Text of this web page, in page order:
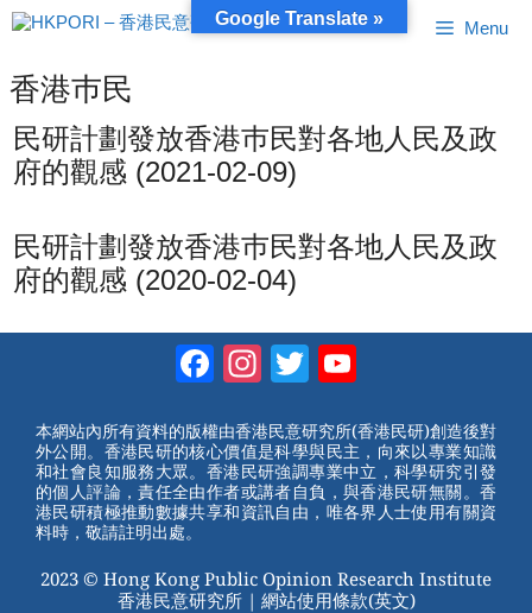
跳
至
容
Menu
香港巿民
民研計劃發放香港巿民對各地人民及政
府的觀感 (2021-02-09)
民研計劃發放香港巿民對各地人民及政
府的觀感 (2020-02-04)
Facebook
Instagram
Twitter
本網站內所有資料的版權由香港民意研究所(香港民研)創造後對
外公開。香港民研的核心價值是科學與民主，向來以專業知識
和社會良知服務大眾。香港民研強調專業中立，科學研究引發
的個人評論，責任全由作者或講者自負，與香港民研無關。香
港民研積極推動數據共享和資訊自由，唯各界人士使用有關資
料時，敬請註明出處。
2023 © Hong Kong Public Opinion Research Institute
香港民意研究所 | 網站使用條款(英文)
Google Translate »